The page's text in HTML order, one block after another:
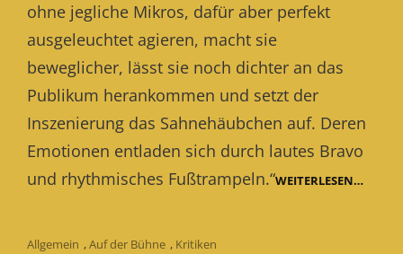
ohne jegliche Mikros, dafür aber perfekt
ausgeleuchtet agieren, macht sie
beweglicher, lässt sie noch dichter an das
Publikum herankommen und setzt der
Inszenierung das Sahnehäubchen auf. Deren
Emotionen entladen sich durch lautes Bravo
und rhythmisches Fußtrampeln.“WEITERLESEN…
Cat
Allgemein ,Auf der Bühne , Kritiken